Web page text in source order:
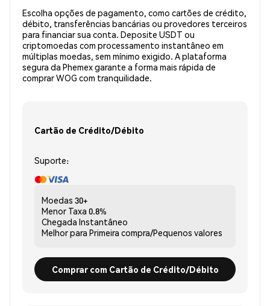
Escolha opções de pagamento, como cartões de crédito,
débito, transferências bancárias ou provedores terceiros
para financiar sua conta. Deposite USDT ou
criptomoedas com processamento instantâneo em
múltiplas moedas, sem mínimo exigido. A plataforma
segura da Phemex garante a forma mais rápida de
comprar WOG com tranquilidade.
Cartão de Crédito/Débito
Suporte:
Moedas 30+
Menor Taxa 0.8%
Chegada Instantâneo
Melhor para Primeira compra/Pequenos valores
Comprar com Cartão de Crédito/Débito